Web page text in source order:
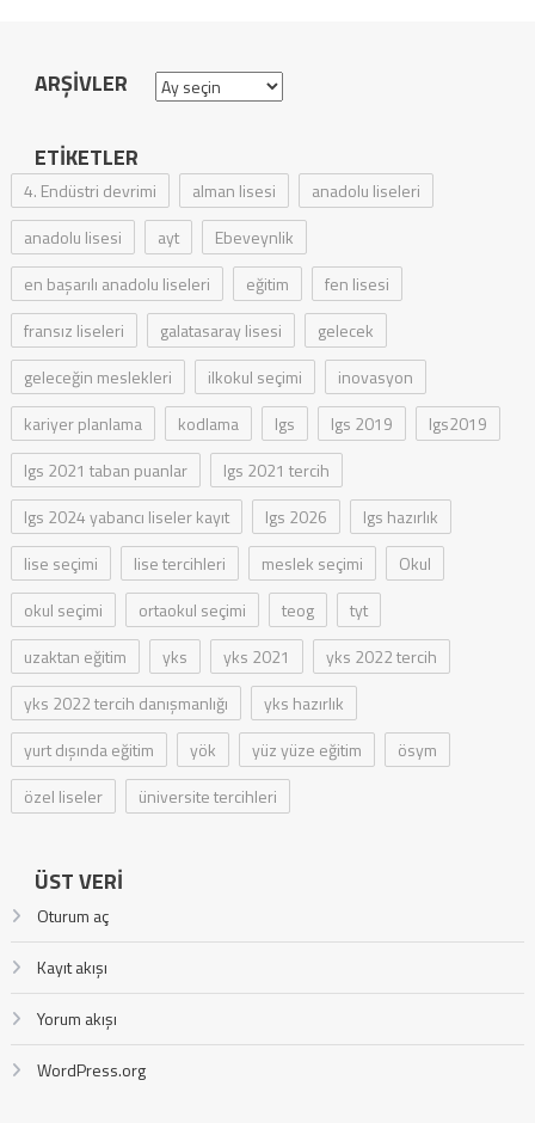
ARŞIVLER Arşivler
ETIKETLER
4. Endüstri devrimi alman lisesi
anadolu liseleri
anadolu lisesi
ayt
Ebeveynlik
en başarılı anadolu liseleri
eğitim
fen lisesi
fransız liseleri
galatasaray lisesi
gelecek
geleceğin meslekleri
ilkokul seçimi
inovasyon
kariyer planlama
kodlama lgs lgs 2019
lgs2019
lgs 2021 taban puanlar
lgs 2021 tercih
lgs 2024 yabancı liseler kayıt
lgs 2026
lgs hazırlık
lise seçimi
lise tercihleri meslek seçimi
Okul
okul seçimi
ortaokul seçimi teog
tyt
uzaktan eğitim
yks yks 2021
yks 2022 tercih
yks 2022 tercih danışmanlığı
yks hazırlık
yurt dışında eğitim
yök yüz yüze eğitim
ösym
özel liseler
üniversite tercihleri
ÜST VERI
Oturum aç
Kayıt akışı
Yorum akışı
WordPress.org